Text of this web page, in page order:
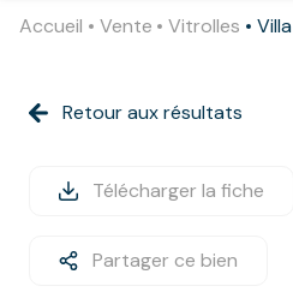
nos
appartement
loft
l'agence
mon
Accueil Vente Vitrolles Villa
Retour aux résultats
Télécharger la fiche
Partager ce bien